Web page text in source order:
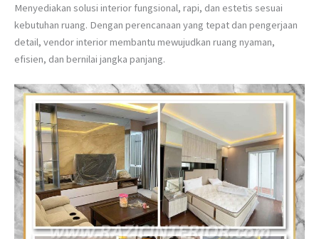
Menyediakan solusi interior fungsional, rapi, dan estetis sesuai
kebutuhan ruang. Dengan perencanaan yang tepat dan pengerjaan
detail, vendor interior membantu mewujudkan ruang nyaman,
efisien, dan bernilai jangka panjang.